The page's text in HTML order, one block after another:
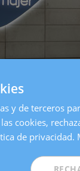
, es una de las
necesarios
estar aún más
y de terceros
cookies,
de privacidad.